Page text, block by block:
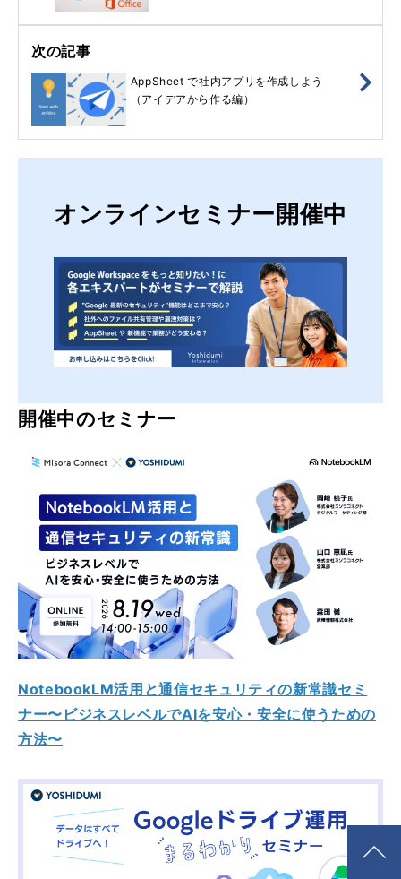
次の記事
AppSheet で社内アプリを作成しよう
（アイデアから作る編）
オンラインセミナー開催中
開催中のセミナー
NotebookLM活用と通信セキュリティの新常識セミ
ナー〜ビジネスレベルでAIを安心・安全に使うための
方法〜